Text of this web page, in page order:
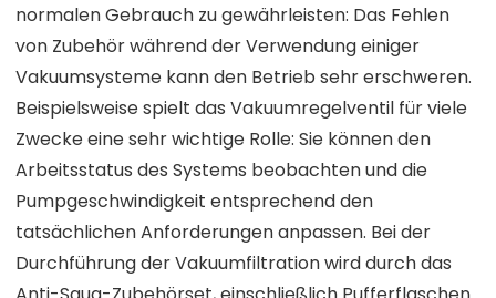
normalen Gebrauch zu gewährleisten: Das Fehlen
von Zubehör während der Verwendung einiger
Vakuumsysteme kann den Betrieb sehr erschweren.
Beispielsweise spielt das Vakuumregelventil für viele
Zwecke eine sehr wichtige Rolle: Sie können den
Arbeitsstatus des Systems beobachten und die
Pumpgeschwindigkeit entsprechend den
tatsächlichen Anforderungen anpassen. Bei der
Durchführung der Vakuumfiltration wird durch das